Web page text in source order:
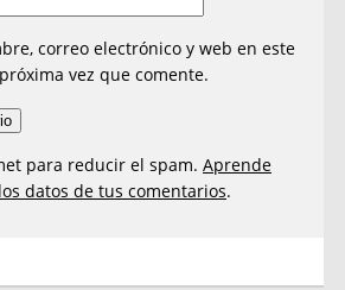
correo electrónico y web en este
vez que comente.
para reducir el spam.Aprende
datos de tus comentarios.